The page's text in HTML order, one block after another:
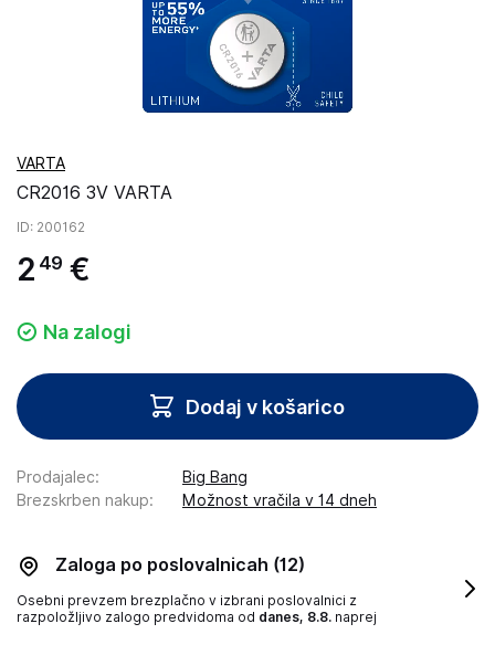
VARTA
CR2016 3V VARTA
ID: 200162
2 49 €
Na zalogi
Dodaj v košarico
Prodajalec:
Big Bang
Brezskrben nakup: Možnost vračila v 14 dneh
Zaloga po poslovalnicah (12)
Osebni prevzem brezplačno v izbrani poslovalnici z
razpoložljivo zalogo predvidoma od danes, 8.8. naprej